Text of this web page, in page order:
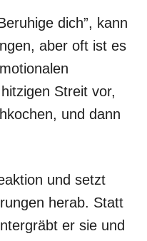
dich”, kann
aber oft ist es
Streit vor,
und dann
und setzt
herab. Statt
er sie und